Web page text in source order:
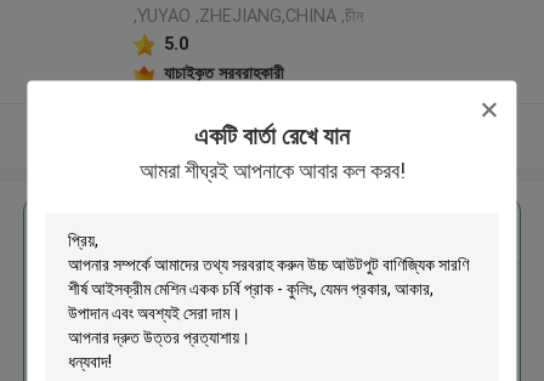
একটি বার্তা রেখে যান
আমরা শীঘ্রই আপনাকে আবার কল করব!
,YUYAO ,ZHEJIANG,CHINA ,চীন
5.0
যাচাইকৃত সরবরাহকারী
আরো দেখুন
উচ্চ আউটপুট বাণিজ্যিক সারণি শীর্ষ আইসক্রীম
মেশিন একক চর্বি প্রাক - কুলিং